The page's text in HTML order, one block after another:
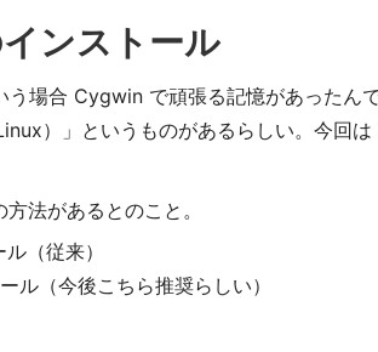
ンストール
場合 Cygwin で頑張る記憶があったん
）」というものがあるらしい。今回は
法があるとのこと。
（従来）
（今後こちら推奨らしい）